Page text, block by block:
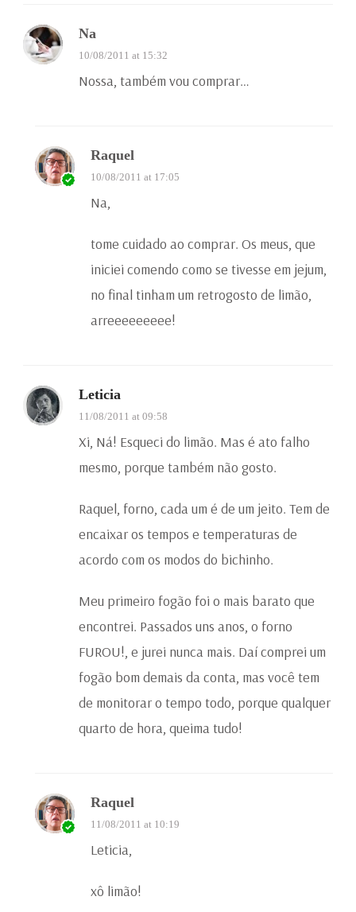
Na
10/08/2011 at 15:32
Nossa, também vou comprar…
Raquel
10/08/2011 at 17:05
Na,
tome cuidado ao comprar. Os meus, que
iniciei comendo como se tivesse em jejum,
no final tinham um retrogosto de limão,
arreeeeeeeee!
Leticia
11/08/2011 at 09:58
Xi, Ná! Esqueci do limão. Mas é ato falho
mesmo, porque também não gosto.
Raquel, forno, cada um é de um jeito. Tem de
encaixar os tempos e temperaturas de
acordo com os modos do bichinho.
Meu primeiro fogão foi o mais barato que
encontrei. Passados uns anos, o forno
FUROU!, e jurei nunca mais. Daí comprei um
fogão bom demais da conta, mas você tem
de monitorar o tempo todo, porque qualquer
quarto de hora, queima tudo!
Raquel
11/08/2011 at 10:19
Leticia,
xô limão!